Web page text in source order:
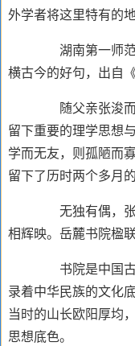
外学者将这里特有的
湖南第一师范
横古今的好句，出自
随父亲张浚而
留下重要的理学思想
学而无友，则孤陋而
留下了历时两个多月
无独有偶，张
相辉映。岳麓书院楹
书院是中国古
录着中华民族的文化
当时的山长欧阳厚均
思想底色。